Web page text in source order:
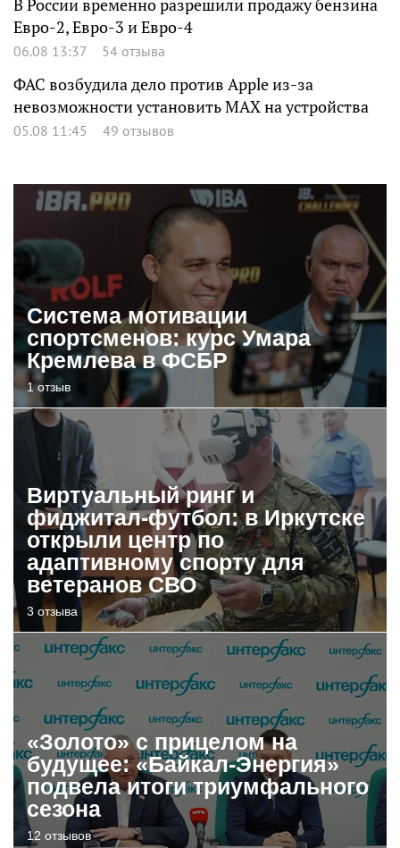
В России временно разрешили продажу бензина
Евро-2, Евро-3 и Евро-4
06.08 13:37 54 отзыва
ФАС возбудила дело против Apple из-за
невозможности установить MAX на устройства
05.08 11:45 49 отзывов
Система мотивации
спортсменов: курс Умара
Кремлева в ФСБР
1 отзыв
Виртуальный ринг и
фиджитал-футбол: в Иркутске
открыли центр по
адаптивному спорту для
ветеранов СВО
3 отзыва
«Золото» с прицелом на
будущее: «Байкал-Энергия»
подвела итоги триумфального
сезона
12 отзывов